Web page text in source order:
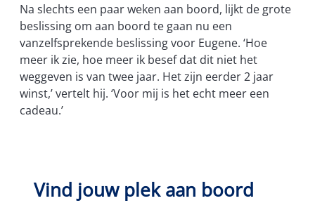
Na slechts een paar weken aan boord, lijkt de grote
beslissing om aan boord te gaan nu een
vanzelfsprekende beslissing voor Eugene. ‘Hoe
meer ik zie, hoe meer ik besef dat dit niet het
weggeven is van twee jaar. Het zijn eerder 2 jaar
winst,’ vertelt hij. ‘Voor mij is het echt meer een
cadeau.’
Vind jouw plek aan boord